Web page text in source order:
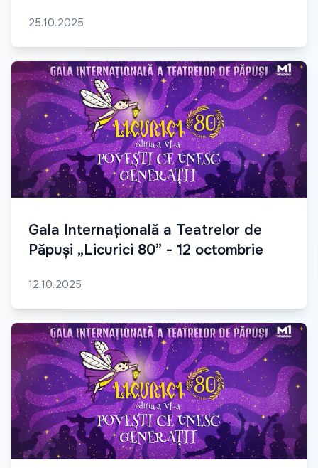
25.10.2025
Gala Internațională a Teatrelor de
Păpuși „Licurici 80” - 12 octombrie
12.10.2025